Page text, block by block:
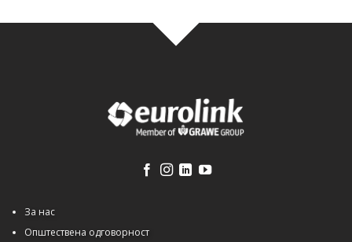
За нас
Општествена одговорност